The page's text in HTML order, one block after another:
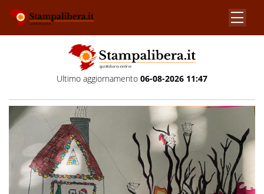
Ultimo aggiornamento 06-08-2026 11:47